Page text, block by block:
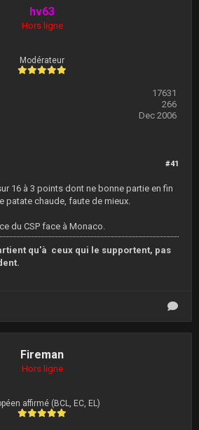
hv63
Hors ligne
Modérateur
17631
266
Dec 2006
#41
16 à 3 points dont ne bonne partie en fin
patate chaude, faute de mieux.
du CSP face à Monaco.
qu'à ceux qui le supportent, pas
Fireman
Hors ligne
affirmé (BCL, EC, EL)